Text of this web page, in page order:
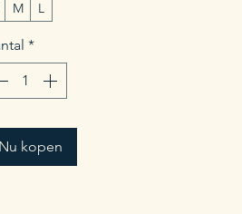
M L
*
Nu kopen